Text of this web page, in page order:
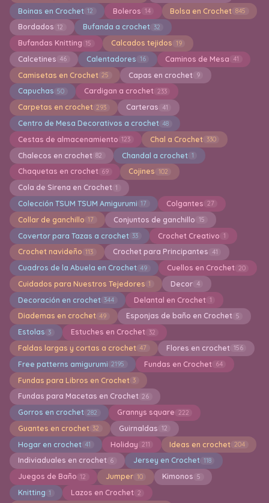
Boinas en Crochet 12 Boleros 14 Bolsa en Crochet 845
Bordados 12 Bufanda a crochet 32
Bufandas Knitting 15 Calcados tejidos 19
Calcetines 46 Calentadores 16 Caminos de Mesa 41
Camisetas en Crochet 25 Capas en crochet 9
Capuchas 50 Cardigan a crochet 233
Carpetas en crochet 293 Carteras 41
Centro de Mesa Decorativos a crochet 48
Cestas de almacenamiento 123 Chal a Crochet 330
Chalecos en crochet 82 Chandal a crochet 1
Chaquetas en crochet 69 Cojines 102
Cola de Sirena en Crochet 1
Colección TSUM TSUM Amigurumi 17 Colgantes 27
Collar de ganchillo 17 Conjuntos de ganchillo 15
Covertor para Tazas a crochet 33 Crochet Creativo 1
Crochet navideño 113 Crochet para Principantes 41
Cuadros de la Abuela en Crochet 49 Cuellos en Crochet 20
Cuidados para Nuestros Tejedores 1 Decor 4
Decoración en crochet 344 Delantal en Crochet 1
Diademas en crochet 49 Esponjas de baño en Crochet 5
Estolas 3 Estuches en Crochet 32
Faldas largas y cortas a crochet 47 Flores en crochet 156
Free patterns amigurumi 2195 Fundas en Crochet 64
Fundas para Libros en Crochet 3
Fundas para Macetas en Crochet 26
Gorros en crochet 282 Grannys square 222
Guantes en crochet 32 Guirnaldas 12
Hogar en crochet 41 Holiday 211 Ideas en crochet 204
Indiviaduales en crochet 6 Jersey en Crochet 118
Juegos de Baño 12 Jumper 10 Kimonos 5
Knitting 1 Lazos en Crochet 2